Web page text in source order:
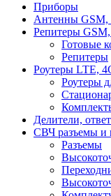
Приборы
Антенны GSM,
Репитеры
Готовые
Репитеры
Роутеры LTE,
Роутеры
Делители,
СВЧ разъемы и
Разъемы